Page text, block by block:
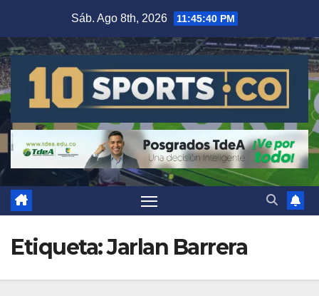
Sáb. Ago 8th, 2026 11:45:42 PM
Etiqueta:Jarlan Barrera